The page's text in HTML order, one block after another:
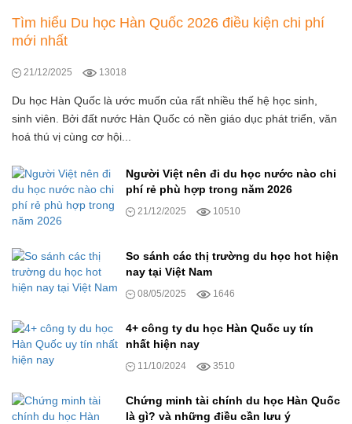
Tìm hiểu Du học Hàn Quốc 2026 điều kiện chi phí
mới nhất
21/12/2025 13018
Du học Hàn Quốc là ước muốn của rất nhiều thế hệ học sinh,
sinh viên. Bởi đất nước Hàn Quốc có nền giáo dục phát triển, văn
hoá thú vị cùng cơ hội...
Người Việt nên đi du học nước nào chi
phí rẻ phù hợp trong năm 2026
21/12/2025 10510
So sánh các thị trường du học hot hiện
nay tại Việt Nam
08/05/2025 1646
4+ công ty du học Hàn Quốc uy tín
nhất hiện nay
11/10/2024 3510
Chứng minh tài chính du học Hàn Quốc
là gì? và những điều cần lưu ý